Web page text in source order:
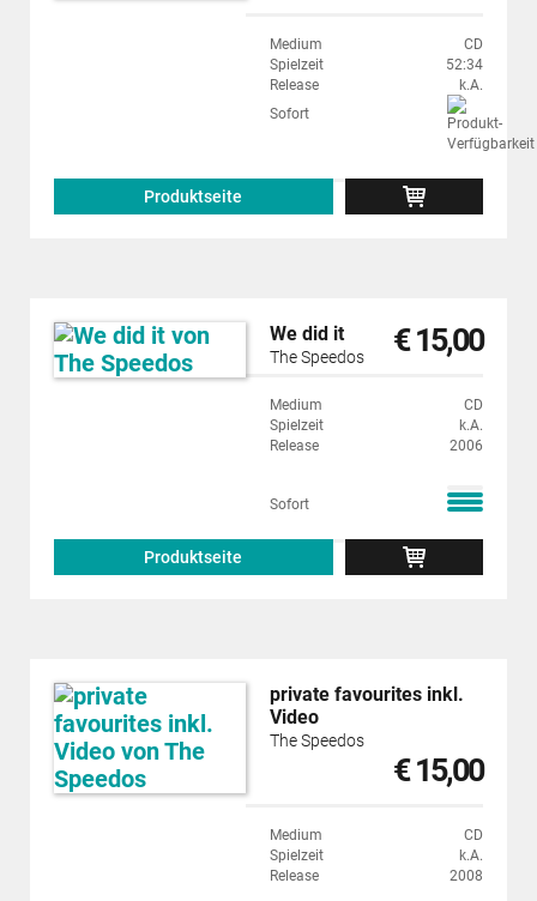
Medium
CD
Spielzeit
52:34
Release
k.A.
Sofort
Produktseite
We did it
The Speedos € 15,00
Medium
CD
Spielzeit
k.A.
Release
2006
Sofort
Produktseite
private favourites inkl.
Video
The Speedos
€ 15,00
Medium
CD
Spielzeit
k.A.
Release
2008